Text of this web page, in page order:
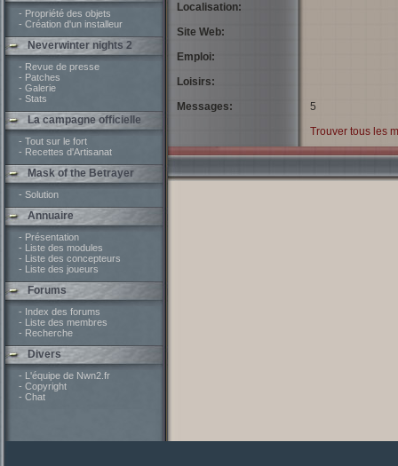
- Propriété des objets
- Création d'un installeur
Neverwinter nights 2
- Revue de presse
- Patches
- Galerie
- Stats
La campagne officielle
- Tout sur le fort
- Recettes d'Artisanat
Mask of the Betrayer
- Solution
Annuaire
- Présentation
- Liste des modules
- Liste des concepteurs
- Liste des joueurs
Forums
- Index des forums
- Liste des membres
- Recherche
Divers
- L'équipe de Nwn2.fr
- Copyright
- Chat
Localisation:
Site Web:
Emploi:
Loisirs:
Messages:
5
Trouver tous les